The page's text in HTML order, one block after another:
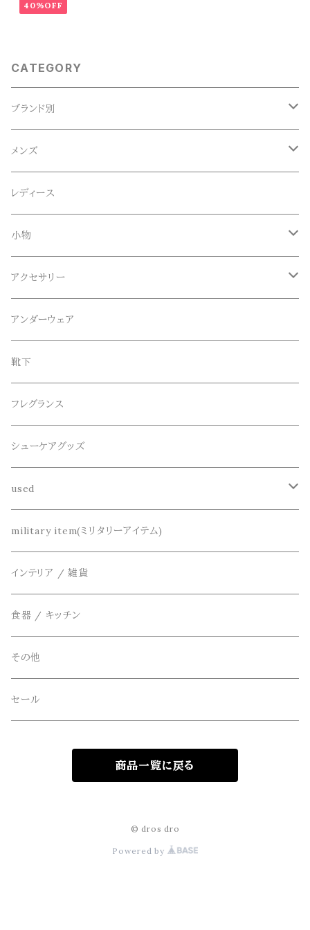
40%OFF
CATEGORY
ブランド別
ACE SNKR(エーススニーカー)
Anapau,Seaing,ANAPAU UG
Blundstone(ブランドストーン)
CameOne(ケイムワン)
CANDY DESIGN&WORKS(CDW)
collonil(コロニル)
CountyComm(カウンティーコム)
dros dro(ドロスドロ)
DETAIL(ディティール)
THE FLAVOR DESIGN(ザ フレーバーデザイン)
FOB FACTORY(エフオービーファクトリー)
Four Seasons Garage(FSG)
freewaters(フリーウォータース)
GLOBE(グローブ)
hanakazari(ハナカザリ)
Hub&Spoke(ハブアンドスポーク)
メンズ
トップス
Tシャツ
ロンT
シャツ
カーディガン
ボトムス
ロング
ショート
セットアップ
シューズ
シューズ
サンダル
レディース
小物
帽子、マフラー、手袋
メガネ、サングラス
ベルト
腕時計
キーアクセサリー
財布、コインケース、マネークリップ
鞄
アクセサリー
リング
ブレスレット、バングル
ネックレス
アンダーウェア
靴下
フレグランス
シューケアグッズ
used
リメイク
アクセサリー
military item(ミリタリーアイテム)
インテリア / 雑貨
食器 / キッチン
その他
セール
商品一覧に戻る
© dros dro
Powered by